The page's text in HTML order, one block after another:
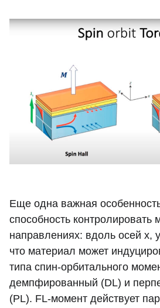
Еще одна важная
способность контролировать
направлениях: вдоль осей x,
что материал может
типа спин-орбитального
демпфированный (DL) и
(PL). FL-момент действует